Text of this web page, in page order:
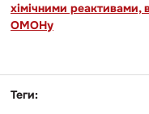
хімічними реактивами,
ОМОНу
Теги: